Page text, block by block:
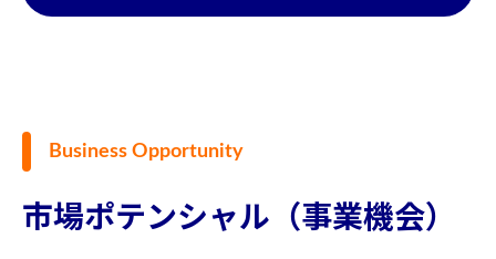
Business Opportunity
市場ポテンシャル（事業機会）